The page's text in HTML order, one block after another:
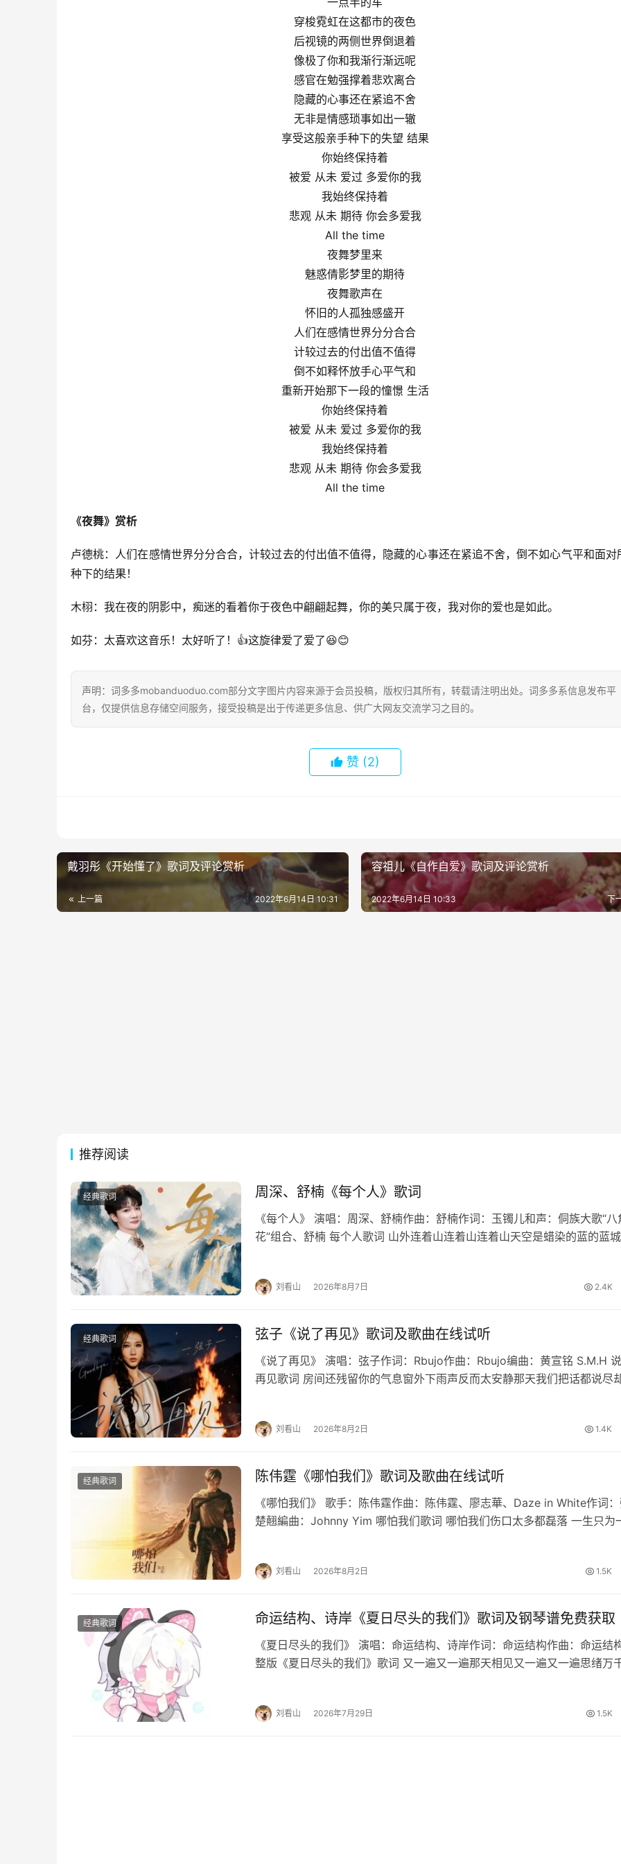
穿梭霓虹在这都市的夜色
后视镜的两侧世界倒退着
像极了你和我渐行渐远呢
感官在勉强撑着悲欢离合
隐藏的心事还在紧追不舍
无非是情感琐事如出一辙
享受这般亲手种下的失望 结果
你始终保持着
被爱 从未 爱过 多爱你的我
我始终保持着
悲观 从未 期待 你会多爱我
All the time
夜舞梦里来
魅惑倩影梦里的期待
夜舞歌声在
怀旧的人孤独感盛开
人们在感情世界分分合合
计较过去的付出值不值得
倒不如释怀放手心平气和
重新开始那下一段的憧憬 生活
你始终保持着
被爱 从未 爱过 多爱你的我
我始终保持着
悲观 从未 期待 你会多爱我
All the time
《夜舞》赏析
卢德桃：人们在感情世界分分合合，计较过去的付出值不值得，隐藏的心事还在紧追不舍，倒不如心气平和面对
种下的结果！
木栩：我在夜的阴影中，痴迷的看着你于夜色中翩翩起舞，你的美只属于夜，我对你的爱也是如此。
如芬：太喜欢这音乐！太好听了！👍这旋律爱了爱了😆😊
声明：词多多mobanduoduo.com部分文字图片内容来源于会员投稿，版权归其所有，转载请注明出处。词多多系信息发布平
台，仅提供信息存储空间服务，接受投稿是出于传递更多信息、供广大网友交流学习之目的。
赞 (2)
戴羽彤《开始懂了》歌词及评论赏析
上一篇 2022年6月14日 10:31
容祖儿《自作自爱》歌词及评论赏析
下
2022年6月14日 10:33
推荐阅读
经典歌词 周深、舒楠《每个人》歌词
《每个人》 演唱：周深、舒楠作曲：舒楠作词：玉镯儿和声：侗族大歌“八
花”组合、舒楠 每个人歌词 山外连着山连着山连着山天空是蜡染的蓝的蓝
刘看山 2026年8月7日 2.4K
经典歌词 弦子《说了再见》歌词及歌曲在线试听
《说了再见》 演唱：弦子作词：Rbujo作曲：Rbujo编曲：黄宣铭 S.M.H
再见歌词 房间还残留你的气息窗外下雨声反而太安静那天我们把话都说尽
刘看山 2026年8月2日 1.4K
经典歌词 陈伟霆《哪怕我们》歌词及歌曲在线试听
《哪怕我们》 歌手：陈伟霆作曲：陈伟霆、廖志華、Daze in White作词
楚翹編曲：Johnny Yim 哪怕我们歌词 哪怕我们伤口太多都磊落 一生只为
刘看山 2026年8月2日 1.5K
经典歌词 命运结构、诗岸《夏日尽头的我们》歌词及钢琴谱免费获取
《夏日尽头的我们》 演唱：命运结构、诗岸作词：命运结构作曲：命运结
整版《夏日尽头的我们》歌词 又一遍又一遍那天相见又一遍又一遍思绪万
刘看山 2026年7月29日 1.5K